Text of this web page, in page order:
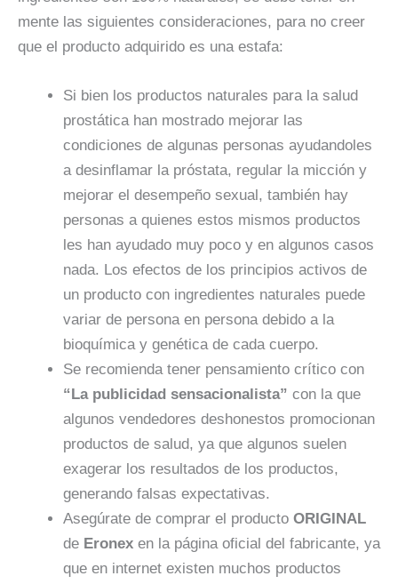
mente las siguientes consideraciones, para no creer
que el producto adquirido es una estafa:
Si bien los productos naturales para la salud
prostática han mostrado mejorar las
condiciones de algunas personas ayudandoles
a desinflamar la próstata, regular la micción y
mejorar el desempeño sexual, también hay
personas a quienes estos mismos productos
les han ayudado muy poco y en algunos casos
nada. Los efectos de los principios activos de
un producto con ingredientes naturales puede
variar de persona en persona debido a la
bioquímica y genética de cada cuerpo.
Se recomienda tener pensamiento crítico con
“La publicidad sensacionalista” con la que
algunos vendedores deshonestos promocionan
productos de salud, ya que algunos suelen
exagerar los resultados de los productos,
generando falsas expectativas.
Asegúrate de comprar el producto ORIGINAL
de Eronex en la página oficial del fabricante, ya
que en internet existen muchos productos